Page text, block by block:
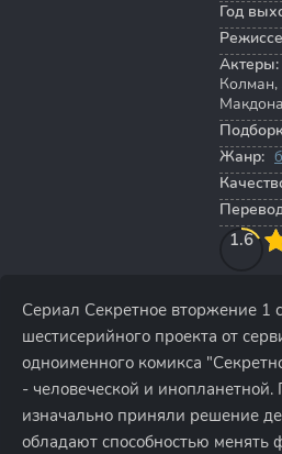
Год
Актеры:
Колман,
Жанр:
1.6
4 5
Сериал Секретное вторжение 1
шестисерийного проекта от
одноименного комикса
- человеческой и
изначально приняли решение
обладают способностью менять